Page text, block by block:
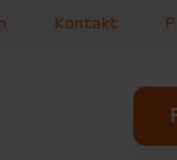
Kontakt